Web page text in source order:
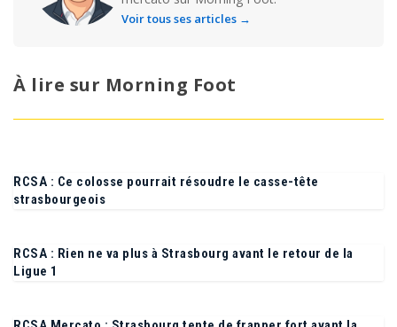
mercato sur Morning Foot.
À lire sur Morning Foot
RCSA : Ce colosse pourrait résoudre le casse-tête
strasbourgeois
RCSA : Rien ne va plus à Strasbourg avant le retour de la
Ligue 1